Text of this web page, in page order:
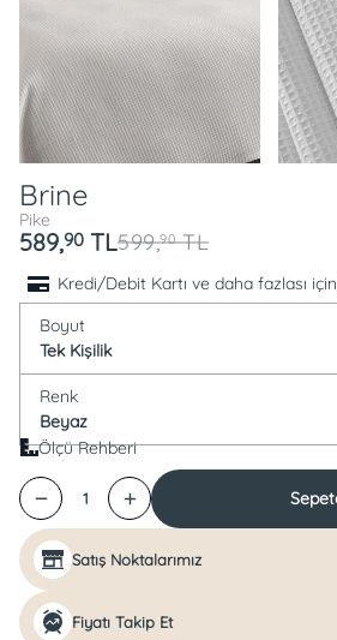
Brine
Pike
599,90 TL
589,90 TL
Kredi/Debit Kartı ve daha fazlası için
Boyut
Tek Kişilik
Renk
Beyaz
Ölçü Rehberi
1
Satış Noktalarımız
Fiyatı Takip Et